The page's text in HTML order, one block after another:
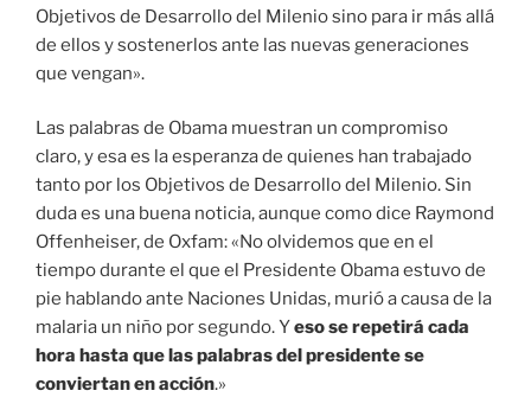
Objetivos de Desarrollo del Milenio sino para ir más allá
de ellos y sostenerlos ante las nuevas generaciones
que vengan».
Las palabras de Obama muestran un compromiso
claro, y esa es la esperanza de quienes han trabajado
tanto por los Objetivos de Desarrollo del Milenio. Sin
duda es una buena noticia, aunque como dice Raymond
Offenheiser, de Oxfam: «No olvidemos que en el
tiempo durante el que el Presidente Obama estuvo de
pie hablando ante Naciones Unidas, murió a causa de la
malaria un niño por segundo. Yeso se repetirá cada
hora hasta que las palabras del presidente se
conviertan en acción.»